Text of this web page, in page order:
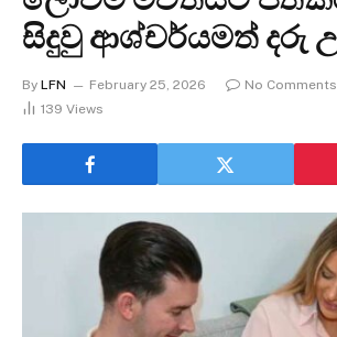
සිදුවු ආශ්චර්යමත් දරු
By LFN February 25, 2026 No Comments
139 Views